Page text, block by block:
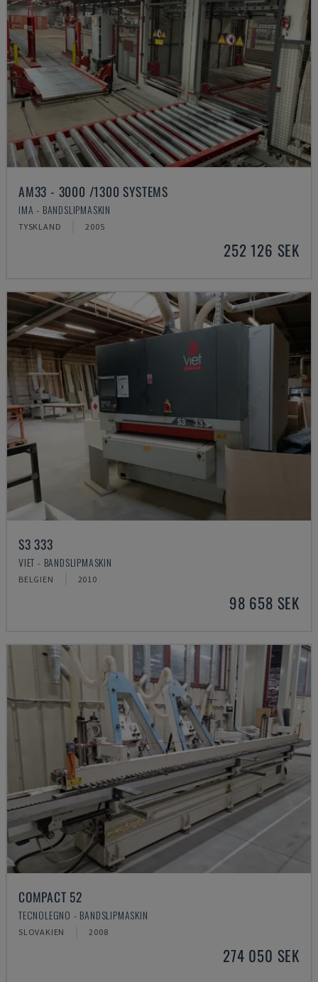
AM33 - 3000 /1300 SYSTEMS
IMA - BANDSLIPMASKIN
TYSKLAND 2005
252 126 SEK
S3 333
VIET - BANDSLIPMASKIN
BELGIEN 2010
98 658 SEK
COMPACT 52
TECNOLEGNO - BANDSLIPMASKIN
SLOVAKIEN 2008
274 050 SEK